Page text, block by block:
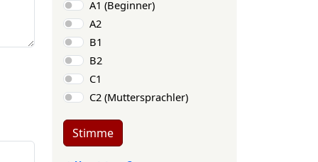
A1 (Beginner)
A2
B1
B2
C1
C2 (Muttersprachler)
Stimme